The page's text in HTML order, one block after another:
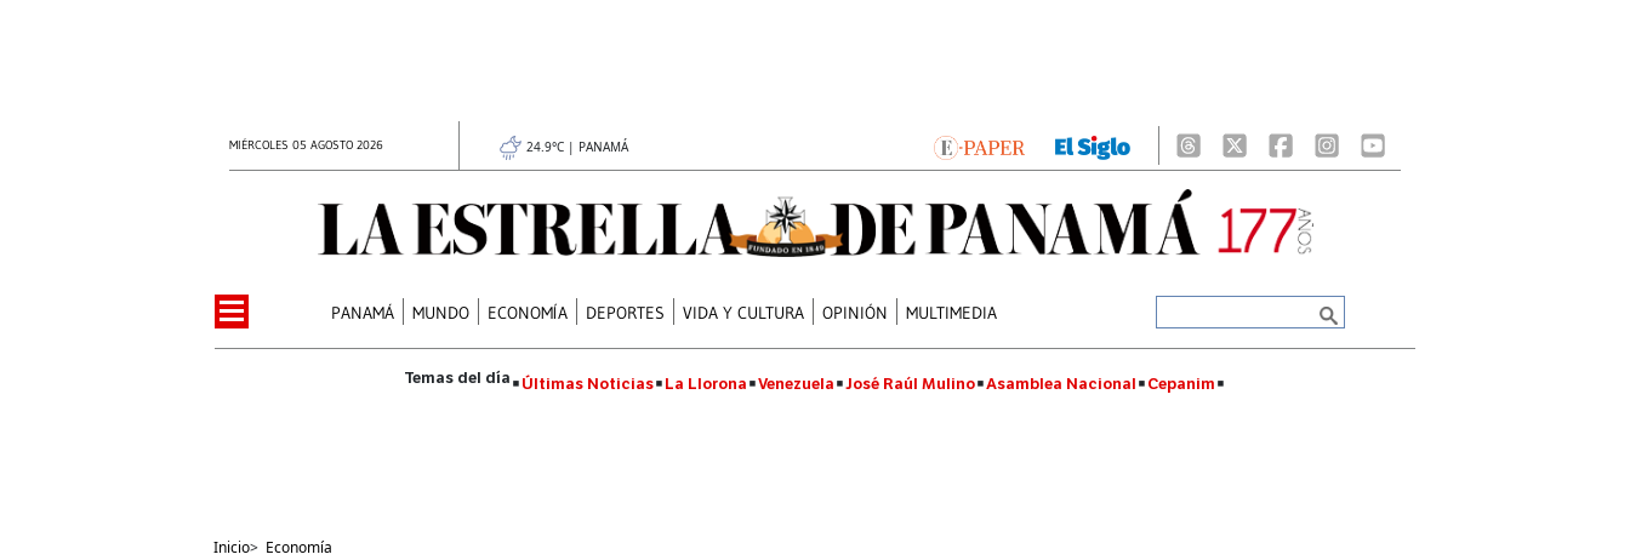
MIÉRCOLES 05 AGOSTO 2026 24.9°C | PANAMÁ
PANAMÁ MUNDO ECONOMÍA DEPORTES VIDA Y CULTURA OPINIÓN MULTIMEDIA
Últimas Noticias La Llorona Venezuela José Raúl Mulino Asamblea Nacional Cepanim
Inicio> Economía